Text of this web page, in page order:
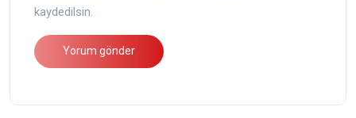
kaydedilsin.